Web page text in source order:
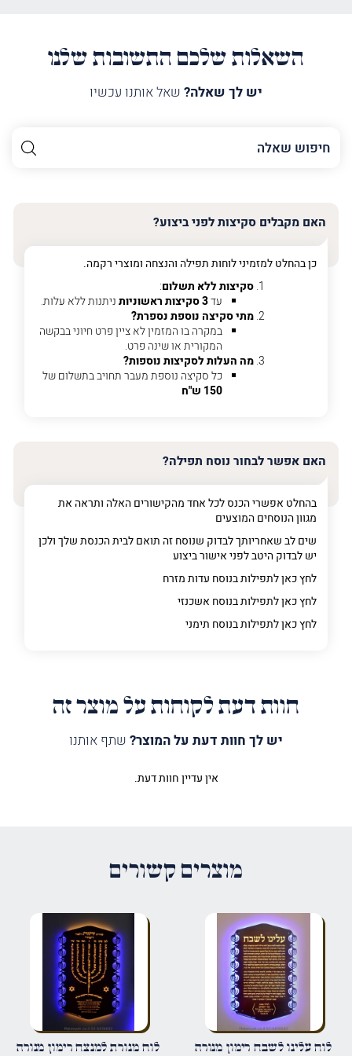
השאלות שלכם התשובות שלנו
יש לך שאלה? שאל אותנו עכשיו
השם
שלך
טלפון (חובה)
האם מקבלים סקיצות לפני ביצוע?
כן בהחלט למזמיני לוחות תפילה והנצחה ומוצרי רקמה.
סקיצות ללא תשלום:
עד3 סקיצות ראשוניות
ניתנות ללא עלות.
מתי סקיצה נוספת נספרת?
במקרה בו המזמין לא ציין פרט חיוני בבקשה
המקורית או שינה פרט.
מה העלות לסקיצות נוספות?
כל סקיצה נוספת מעבר תחויב בתשלום של
150 ש"ח
האם אפשר לבחור נוסח תפילה?
בהחלט אפשרי הכנס לכל אחד מהקישורים האלה ותראה את
מגוון הנוסחים המוצעים
שים לב שאחריותך לבדוק שנוסח זה תואם לבית הכנסת שלך ולכן
יש לבדוק היטב לפני אישור ביצוע
לחץ כאן לתפילות בנוסח עדות מזרח
לחץ כאן לתפילות בנוסח אשכנזי
לחץ כאן לתפילות בנוסח תימני
חוות דעת לקוחות על מוצר זה
יש לך חוות דעת על המוצר? שתף אותנו
הביקורת שלך*
שם*
אין עדיין חוות דעת.
מוצרים קשורים
לוח עלינו לשבח רימון מנורה
לוח מנורת למנצח רימון מנורה